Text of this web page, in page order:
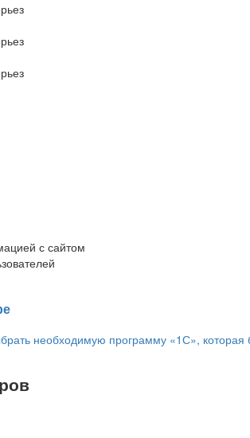
с сайтом
необходимую программу «1С», которая